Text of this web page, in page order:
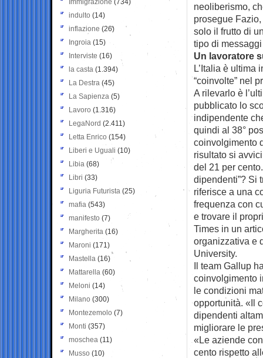
neoliberismo,
prosegue
solo il frutto di
tipo di
Un lavoratore
L’Italia è ultima
“coinvolte” nel
A rilevarlo è
pubblicato lo
indipendente
quindi al 38°
coinvolgimento
risultato si
del 21 per
dipendenti”? Si
riferisce a una
frequenza con
e trovare il
Times in un
organizzativa e
University.
Il team Gallup
coinvolgimento
le condizioni
opportunità. «Il
dipendenti
migliorare le
«Le aziende
cento rispetto
Immigrazione (734)
indulto (14)
inflazione (26)
Ingroia (15)
Interviste (16)
la casta (1.394)
La Destra (45)
La Sapienza (5)
Lavoro (1.316)
LegaNord (2.411)
Letta Enrico (154)
Liberi e Uguali (10)
Libia (68)
Libri (33)
Liguria Futurista (25)
mafia (543)
manifesto (7)
Margherita (16)
Maroni (171)
Mastella (16)
Mattarella (60)
Meloni (14)
Milano (300)
Montezemolo (7)
Monti (357)
moschea (11)
Musso (10)